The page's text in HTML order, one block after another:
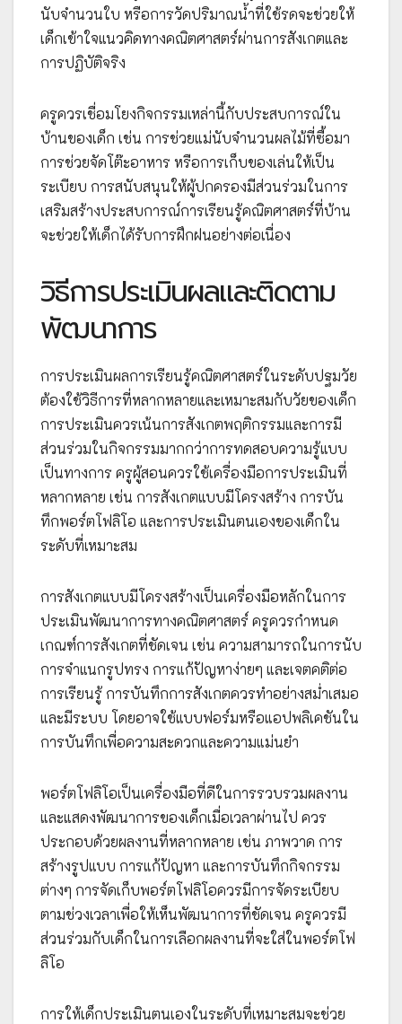
นับจำนวนใบ หรือการวัดปริมาณน้ำที่ใช้รดจะช่วยให้
เด็กเข้าใจแนวคิดทางคณิตศาสตร์ผ่านการสังเกตและ
การปฏิบัติจริง
ครูควรเชื่อมโยงกิจกรรมเหล่านี้กับประสบการณ์ใน
บ้านของเด็ก เช่น การช่วยแม่นับจำนวนผลไม้ที่ซื้อมา
การช่วยจัดโต๊ะอาหาร หรือการเก็บของเล่นให้เป็น
ระเบียบ การสนับสนุนให้ผู้ปกครองมีส่วนร่วมในการ
เสริมสร้างประสบการณ์การเรียนรู้คณิตศาสตร์ที่บ้าน
จะช่วยให้เด็กได้รับการฝึกฝนอย่างต่อเนื่อง
วิธีการประเมินผลและติดตาม
พัฒนาการ
การประเมินผลการเรียนรู้คณิตศาสตร์ในระดับปฐมวัย
ต้องใช้วิธีการที่หลากหลายและเหมาะสมกับวัยของเด็ก
การประเมินควรเน้นการสังเกตพฤติกรรมและการมี
ส่วนร่วมในกิจกรรมมากกว่าการทดสอบความรู้แบบ
เป็นทางการ ครูผู้สอนควรใช้เครื่องมือการประเมินที่
หลากหลาย เช่น การสังเกตแบบมีโครงสร้าง การบัน
ทึกพอร์ตโฟลิโอ และการประเมินตนเองของเด็กใน
ระดับที่เหมาะสม
การสังเกตแบบมีโครงสร้างเป็นเครื่องมือหลักในการ
ประเมินพัฒนาการทางคณิตศาสตร์ ครูควรกำหนด
เกณฑ์การสังเกตที่ชัดเจน เช่น ความสามารถในการนับ
การจำแนกรูปทรง การแก้ปัญหาง่ายๆ และเจตคติต่อ
การเรียนรู้ การบันทึกการสังเกตควรทำอย่างสม่ำเสมอ
และมีระบบ โดยอาจใช้แบบฟอร์มหรือแอปพลิเคชันใน
การบันทึกเพื่อความสะดวกและความแม่นยำ
พอร์ตโฟลิโอเป็นเครื่องมือที่ดีในการรวบรวมผลงาน
และแสดงพัฒนาการของเด็กเมื่อเวลาผ่านไป ควร
ประกอบด้วยผลงานที่หลากหลาย เช่น ภาพวาด การ
สร้างรูปแบบ การแก้ปัญหา และการบันทึกกิจกรรม
ต่างๆ การจัดเก็บพอร์ตโฟลิโอควรมีการจัดระเบียบ
ตามช่วงเวลาเพื่อให้เห็นพัฒนาการที่ชัดเจน ครูควรมี
ส่วนร่วมกับเด็กในการเลือกผลงานที่จะใส่ในพอร์ตโฟ
ลิโอ
การให้เด็กประเมินตนเองในระดับที่เหมาะสมจะช่วย